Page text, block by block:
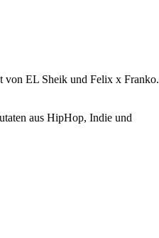
von EL Sheik und Felix x Franko.
aus HipHop, Indie und